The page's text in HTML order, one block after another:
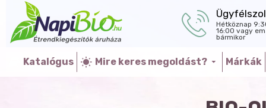
Hétköznap
16:00 vagy
bármikor
Katalógus Mire keres megoldást? Márkák